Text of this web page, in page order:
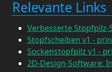
Relevante Links
Verbesserte
Stopfscheiben v1 -
Sockenstopfpilz v1 -
2D-Design-Software: